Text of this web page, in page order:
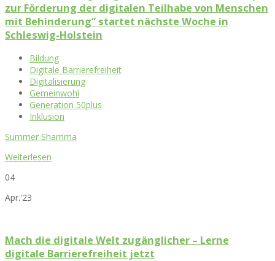
zur Förderung der digitalen Teilhabe von Menschen
mit Behinderung” startet nächste Woche in
Schleswig-Holstein
Bildung
Digitale Barrierefreiheit
Digitalisierung
Gemeinwohl
Generation 50plus
Inklusion
Summer Shamma
Weiterlesen
04
Apr.'23
Mach die digitale Welt zugänglicher – Lerne
digitale Barrierefreiheit jetzt